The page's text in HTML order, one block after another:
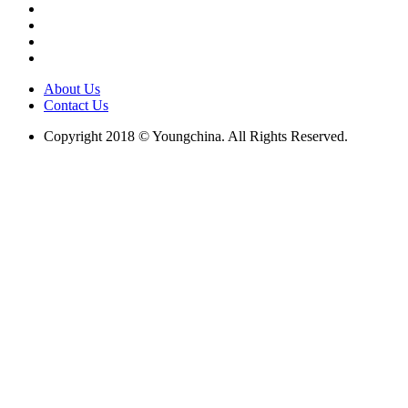
About Us
Contact Us
Copyright 2018 © Youngchina. All Rights Reserved.